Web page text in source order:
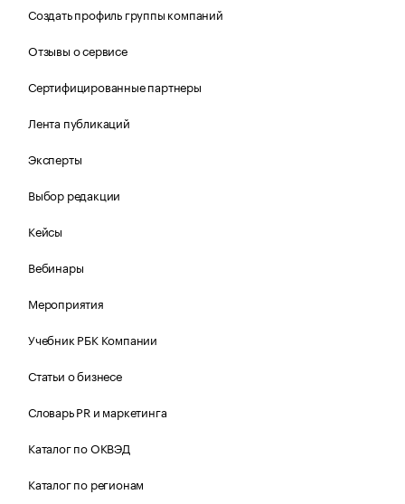
Создать профиль группы компаний
Отзывы о сервисе
Сертифицированные партнеры
Лента публикаций
Эксперты
Выбор редакции
Кейсы
Вебинары
Мероприятия
Учебник РБК Компании
Статьи о бизнесе
Словарь PR и маркетинга
Каталог по ОКВЭД
Каталог по регионам